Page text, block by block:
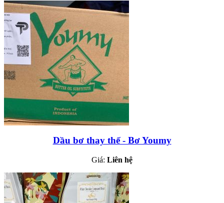
Dầu bơ thay thế - Bơ Youmy
Giá: Liên hệ